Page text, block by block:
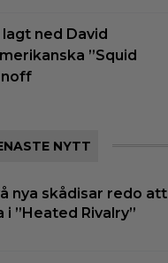
ned David
”Squid
NYTT
nya skådisar redo att
i ”Heated Rivalry”